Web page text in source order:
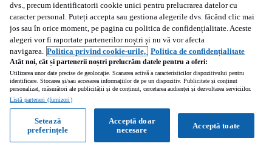
Hitachi ZW180 PL Încărcător frontal
2020
Luna (Cluj)
Profesionist • Reactualizat
Vezi anunțurile
dvs., precum identificatorii cookie unici pentru prelucrarea datelor cu
caracter personal. Puteți accepta sau gestiona alegerile dvs. făcând clic mai
jos sau în orice moment, pe pagina cu politica de confidențialitate. Aceste
alegeri vor fi raportate partenerilor noștri și nu vă vor afecta
navigarea. Politica privind cookie-urile, Politica de confidențialitate
Atât noi, cât și partenerii noștri prelucrăm datele pentru a oferi:
Utilizarea unor date precise de geolocație. Scanarea activă a caracteristicilor dispozitivului pentru
identificare. Stocarea și/sau accesarea informațiilor de pe un dispozitiv. Publicitate și conținut
personalizat, măsurători ale publicității și de conținut, cercetarea audienței și dezvoltarea serviciilor.
Listă parteneri (furnizori)
Acceptă toate
Acceptă doar
necesare
Setează
preferințele